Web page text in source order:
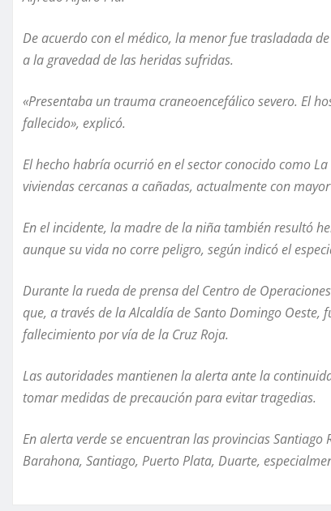
De acuerdo con el médico, la menor fue trasladada
a la gravedad de las heridas sufridas.
«Presentaba un trauma craneoencefálico severo. El
fallecido», explicó.
El hecho habría ocurrió en el sector conocido como
viviendas cercanas a cañadas, actualmente con
En el incidente, la madre de la niña también resultó
aunque su vida no corre peligro, según indicó el
Durante la rueda de prensa del Centro de
que, a través de la Alcaldía de Santo Domingo
fallecimiento por vía de la Cruz Roja.
Las autoridades mantienen la alerta ante la
tomar medidas de precaución para evitar tragedias.
En alerta verde se encuentran las provincias
Barahona, Santiago, Puerto Plata, Duarte,